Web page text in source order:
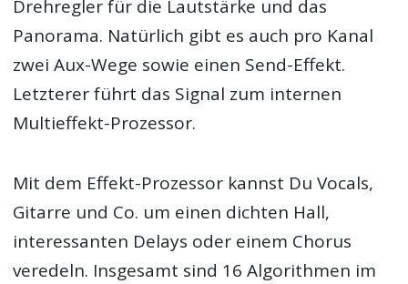
Drehregler für die Lautstärke und das
Panorama. Natürlich gibt es auch pro Kanal
zwei Aux-Wege sowie einen Send-Effekt.
Letzterer führt das Signal zum internen
Multieffekt-Prozessor.
Mit dem Effekt-Prozessor kannst Du Vocals,
Gitarre und Co. um einen dichten Hall,
interessanten Delays oder einem Chorus
veredeln. Insgesamt sind 16 Algorithmen im